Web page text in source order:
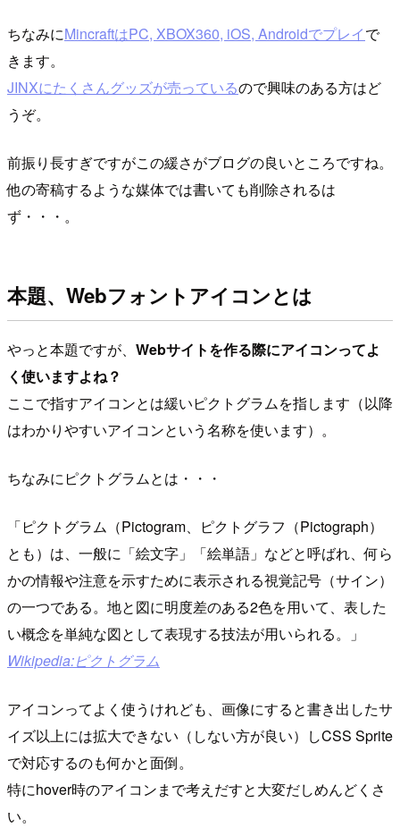
ちなみにMincraftはPC, XBOX360, iOS, Androidでプレイで
きます。
JINXにたくさんグッズが売っているので興味のある方はど
うぞ。
前振り長すぎですがこの緩さがブログの良いところですね。
他の寄稿するような媒体では書いても削除されるは
ず・・・。
本題、Webフォントアイコンとは
やっと本題ですが、 Webサイトを作る際にアイコンってよ
く使いますよね？
ここで指すアイコンとは緩いピクトグラムを指します（以降
はわかりやすいアイコンという名称を使います）。
ちなみにピクトグラムとは・・・
ピクトグラム（Pictogram、ピクトグラフ（Pictograph）
とも）は、一般に「絵文字」「絵単語」などと呼ばれ、何ら
かの情報や注意を示すために表示される視覚記号（サイン）
の一つである。地と図に明度差のある2色を用いて、表した
い概念を単純な図として表現する技法が用いられる。
Wikipedia:ピクトグラム
アイコンってよく使うけれども、画像にすると書き出したサ
イズ以上には拡大できない（しない方が良い）しCSS Sprite
で対応するのも何かと面倒。
特にhover時のアイコンまで考えだすと大変だしめんどくさ
い。